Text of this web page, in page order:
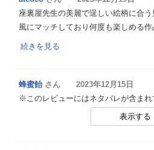
座裏屋先生の美麗で逞しい絵柄に合
風にマッチしており何度も楽しめる
続きを見る
蜂蜜飴さん 2023年12月15日
※このレビューにはネタバレが含まれ
表示する